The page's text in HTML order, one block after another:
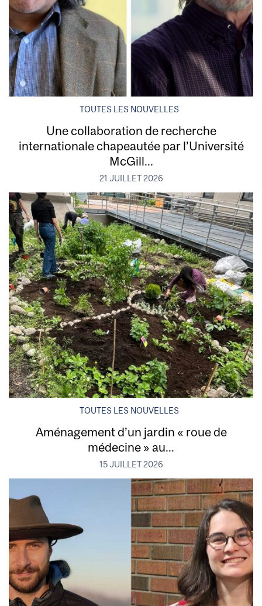
TOUTES LES NOUVELLES
Une collaboration de recherche
internationale chapeautée par l’Université
McGill...
21 JUILLET 2026
TOUTES LES NOUVELLES
Aménagement d’un jardin « roue de
médecine » au...
15 JUILLET 2026